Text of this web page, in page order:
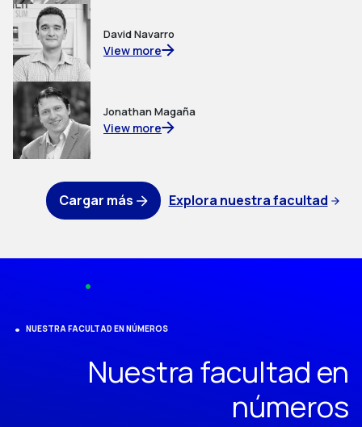
David Navarro
View more
Jonathan Magaña
View more
Cargar más Explora nuestra facultad
NUESTRA FACULTAD EN NÚMEROS
Nuestra facultad en
números